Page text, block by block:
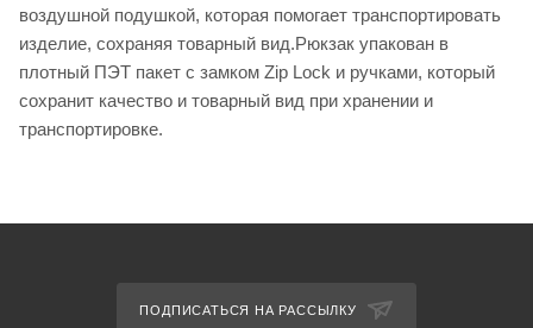
воздушной подушкой, которая помогает транспортировать
изделие, сохраняя товарный вид.Рюкзак упакован в
плотный ПЭТ пакет с замком Zip Lock и ручками, который
сохранит качество и товарный вид при хранении и
транспортировке.
ПОДПИСАТЬСЯ НА РАССЫЛКУ